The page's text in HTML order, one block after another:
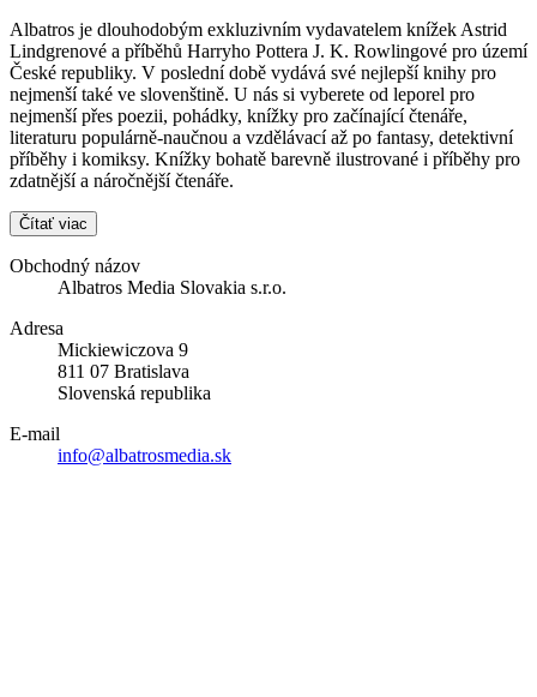
Albatros je dlouhodobým exkluzivním vydavatelem knížek Astrid
Lindgrenové a příběhů Harryho Pottera J. K. Rowlingové pro území
České republiky. V poslední době vydává své nejlepší knihy pro
nejmenší také ve slovenštině. U nás si vyberete od leporel pro
nejmenší přes poezii, pohádky, knížky pro začínající čtenáře,
literaturu populárně-naučnou a vzdělávací až po fantasy, detektivní
příběhy i komiksy. Knížky bohatě barevně ilustrované i příběhy pro
zdatnější a náročnější čtenáře.
Čítať viac
Obchodný názov
Albatros Media Slovakia s.r.o.
Adresa
Mickiewiczova 9
811 07 Bratislava
Slovenská republika
E-mail
info@albatrosmedia.sk